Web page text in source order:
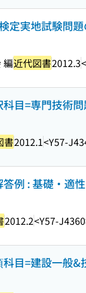
定実地試験問
編近代図書2012.3
目=専門技術
書2012.1<Y57-
例 : 基礎・適
2012.2<Y57-
目=建設一般